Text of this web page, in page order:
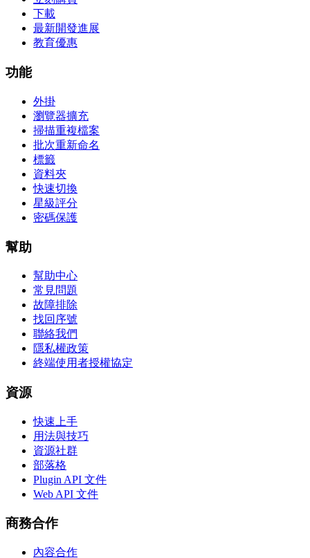
下載
最新開發進展
教育優惠
功能
外掛
瀏覽器擴充
掃描重複檔案
批次重新命名
標籤
資料夾
快速切換
星級評分
密碼保護
幫助
幫助中心
常見問題
故障排除
找回序號
聯絡我們
隱私權政策
終端使用者授權協定
資源
快速上手
用法與技巧
資源社群
部落格
Plugin API 文件
Web API 文件
商務合作
內容合作